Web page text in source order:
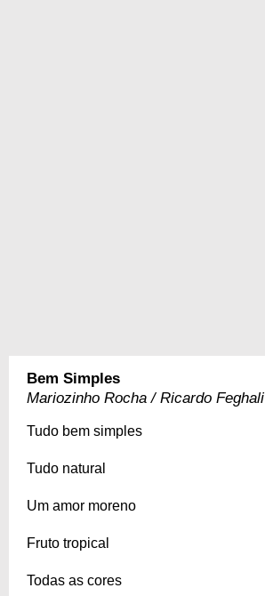
Bem Simples
Mariozinho Rocha / Ricardo Feghali
Tudo bem simples
Tudo natural
Um amor moreno
Fruto tropical
Todas as cores